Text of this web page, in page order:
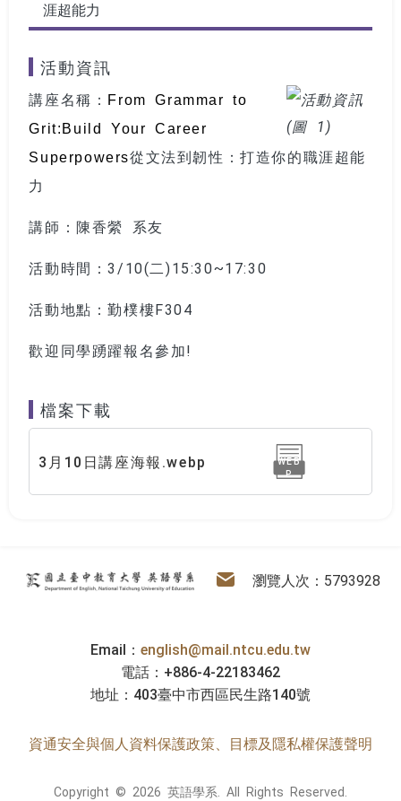
涯超能力
活動資訊
講座名稱： From Grammar to
Grit:Build Your Career
Superpowers從文法到韌性：打造你的職涯超能
力
講師 ：陳香縈 系友
活動時間 ：3/10(二)15:30~17:30
活動地點 ：勤樸樓F304
歡迎同學踴躍報名參加!
檔案下載
3月10日講座海報.webp
WEB
P
::: 瀏覽人次：5793928
英語學系
電子信箱
Email： english@mail.ntcu.edu.tw
電話：+886-4-22183462
地址：403臺中市西區民生路140號
資通安全與個人資料保護政策、目標及隱私權保護聲明
Copyright © 2026 英語學系. All Rights Reserved.